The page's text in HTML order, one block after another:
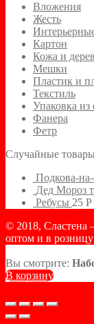
Вложения
Жесть
Картон
Кожа и
Мешки
Пластик и
Текстиль
Упаковка из
Фанера
Фетр
Случайные товары
Подкова-
Дед Мороз
Ребусы 25 Р
© 2018, Сластена
оптом и в розницу
Вы смотрите:
В корзину